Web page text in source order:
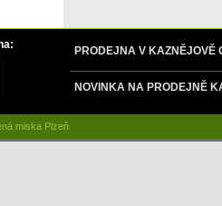
PRODEJNA V KAZNĚJOVĚ
NOVINKA NA PRODEJNĚ
miska Plzeň